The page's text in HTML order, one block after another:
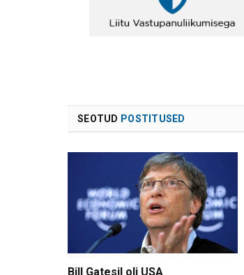
SEOTUD POSTITUSED
Bill Gatesil oli USA